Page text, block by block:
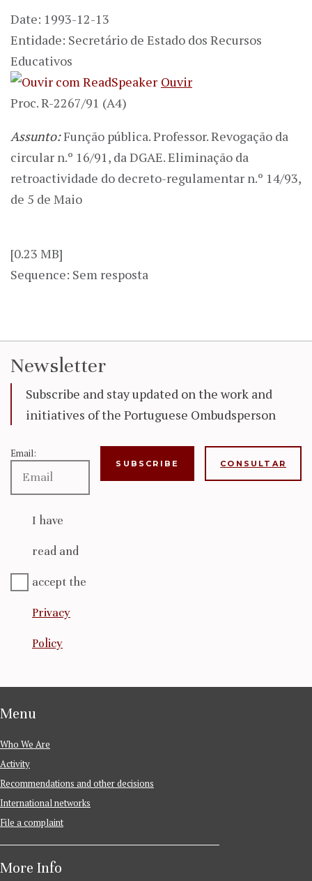
Date: 1993-12-13
Entidade: Secretário de Estado dos Recursos
Educativos
Ouvir
Proc. R-2267/91 (A4)
Assunto:Função pública. Professor. Revogação da
circular n.º 16/91, da DGAE. Eliminação da
retroactividade do decreto-regulamentar n.º 14/93,
de 5 de Maio
[0.23 MB]
Sequence: Sem resposta
Newsletter
Subscribe and stay updated on the work and
initiatives of the Portuguese Ombudsperson
Email:
I have
read and
accept the
Privacy
Policy
CONSULTAR
Menu
Who We Are
Activity
Recommendations and other decisions
International networks
File a complaint
More Info